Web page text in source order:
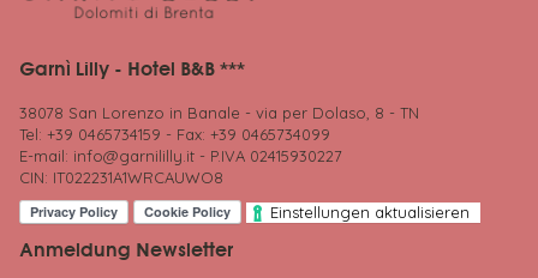
Garnì Lilly - Hotel B&B ***
38078 San Lorenzo in Banale - via per Dolaso, 8 - TN
Tel: +39 0465734159 - Fax: +39 0465734099
E-mail: info@garnililly.it - P.IVA 02415930227
CIN: IT022231A1WRCAUWO8
Einstellungen aktualisieren
Anmeldung Newsletter